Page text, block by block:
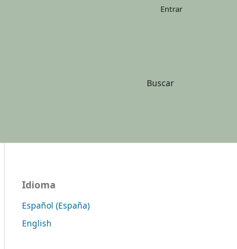
Buscar
Entrar
Idioma
Español (España)
English